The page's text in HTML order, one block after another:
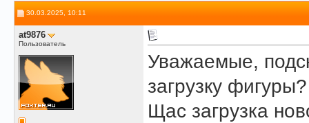
30.03.2025, 10:11
at9876
Пользователь
Уважаемые,
загрузку фигуры?
Щас загрузка